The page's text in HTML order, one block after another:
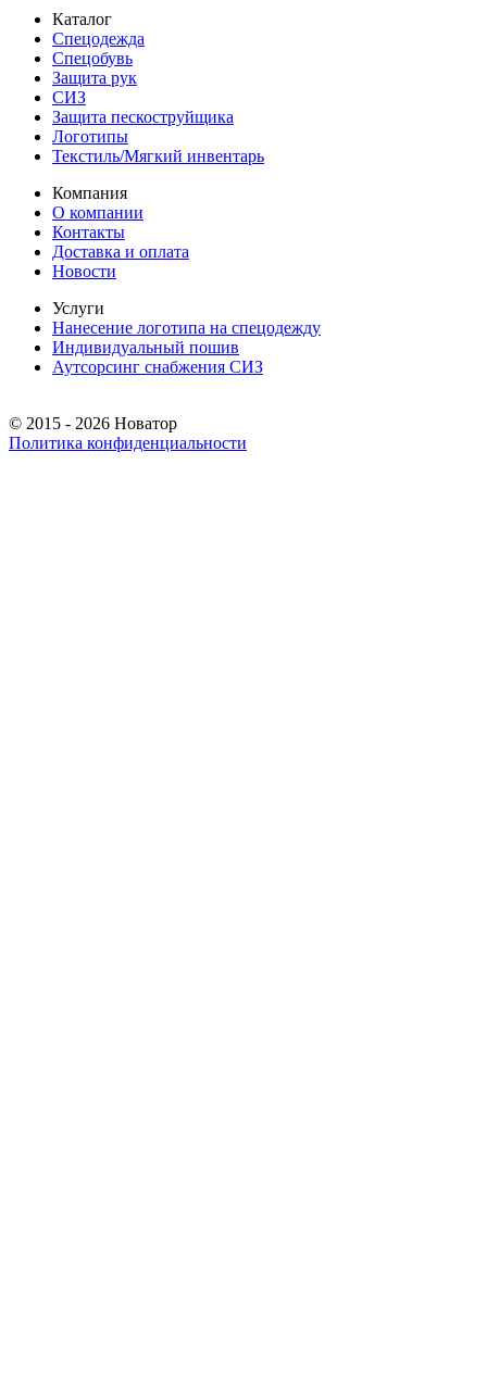
Каталог
Спецодежда
Спецобувь
Защита рук
СИЗ
Защита пескоструйщика
Логотипы
Текстиль/Мягкий инвентарь
Компания
О компании
Контакты
Доставка и оплата
Новости
Услуги
Нанесение логотипа на спецодежду
Индивидуальный пошив
Аутсорсинг снабжения СИЗ
© 2015 - 2026 Новатор
Политика конфиденциальности